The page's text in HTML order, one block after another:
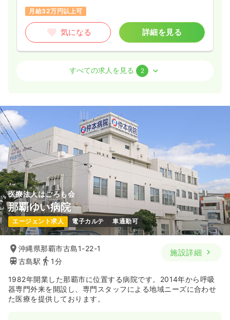
月給32万円以上可
気になる 詳細を見る
/月 賞与2ヶ月
8:30～17:30
（休憩60分）
日祝休み
月給27万円以上可
気になる 詳細を見る
日勤のみ（パート）
給与 お問い合わせください
時間 8:30～17:30
日祝休み
時給1,500円以上可
すべての求人を見る 2
医療法人はごろも会
那覇ゆい病院
エージェント求人 電子カルテ 車通勤可
沖縄県那覇市古島1-22-1
古島駅
1分
施設詳細
1982年開業した那覇市に位置する病院です。2014年から呼吸
器専門外来を開設し、専門スタッフによる地域ニーズに合わせ
た医療を提供しております。